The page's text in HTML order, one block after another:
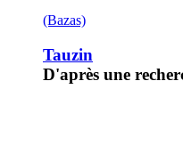
(Bazas)
Tauzin
D'après une